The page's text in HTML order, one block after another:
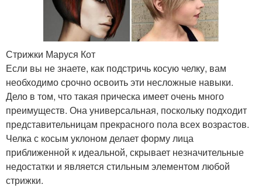
Стрижки Маруся Кот
Если вы не знаете, как подстричь косую челку, вам
необходимо срочно освоить эти несложные навыки.
Дело в том, что такая прическа имеет очень много
преимуществ. Она универсальная, поскольку подходит
представительницам прекрасного пола всех возрастов.
Челка с косым уклоном делает форму лица
приближенной к идеальной, скрывает незначительные
недостатки и является стильным элементом любой
стрижки.